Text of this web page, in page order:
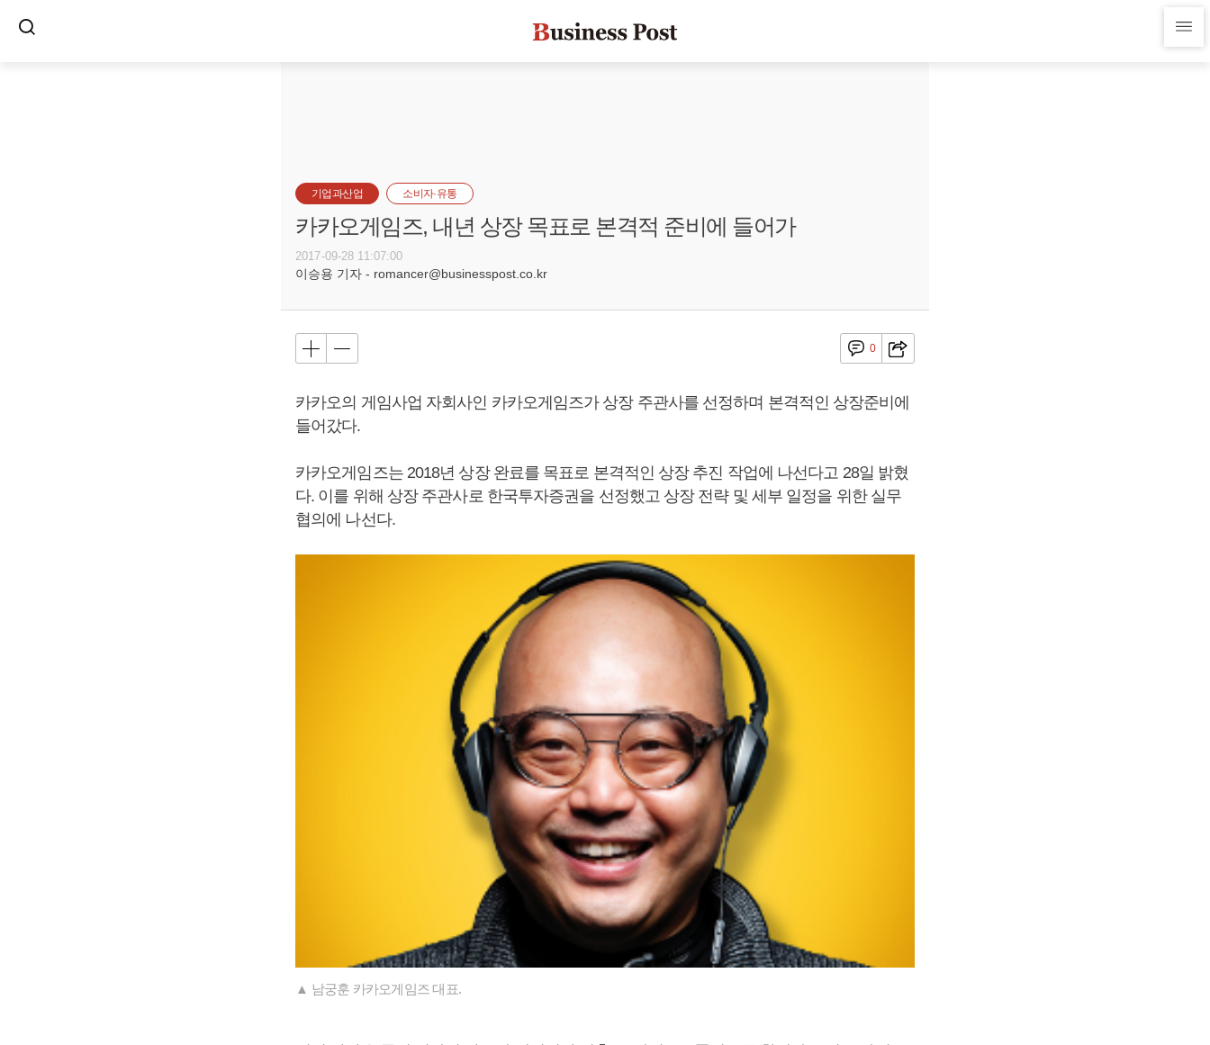
기업과산업 소비자·유통
카카오게임즈, 내년 상장 목표로 본격적 준비에 들어가
2017-09-28 11:07:00
이승용 기자 - romancer@businesspost.co.kr
0
카카오의 게임사업 자회사인 카카오게임즈가 상장 주관사를 선정하며 본격적인 상장준비에
들어갔다.
카카오게임즈는 2018년 상장 완료를 목표로 본격적인 상장 추진 작업에 나선다고 28일 밝혔
다. 이를 위해 상장 주관사로 한국투자증권을 선정했고 상장 전략 및 세부 일정을 위한 실무
협의에 나선다.
▲ 남궁훈 카카오게임즈 대표.